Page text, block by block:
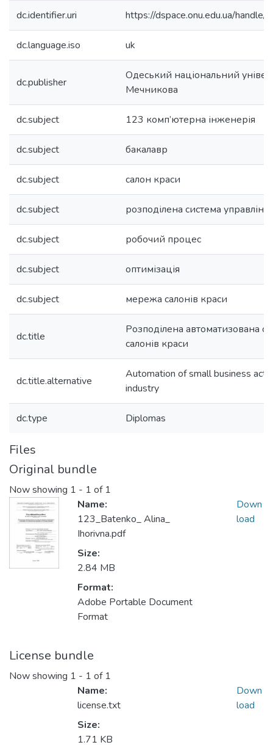
dc.identifier.uri https://dspace.onu.edu.ua/
dc.language.iso uk
dc.publisher
Одеський національний
Мечникова
dc.subject 123 комп’ютерна інженерія
dc.subject бакалавр
dc.subject салон краси
dc.subject розподілена система
dc.subject робочий процес
dc.subject оптимізація
dc.subject мережа салонів краси
dc.title
Розподілена автоматизована
салонів краси
dc.title.alternative
Automation of small business
industry
dc.type Diplomas
Files
Original bundle
Now showing 1 - 1 of 1
Name:
123_Batenko_ Alina_
Ihorivna.pdf
Size:
2.84 MB
Format:
Adobe Portable Document
Format
Down
load
License bundle
Now showing 1 - 1 of 1
Name:
license.txt
Size:
1.71 KB
Down
load